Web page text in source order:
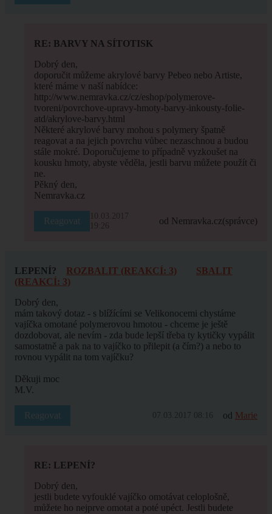
RE: BARVY NA SÍTOTISK
Dobrý den,
doporučit můžeme akrylové barvy Pebeo nebo Artiste,
které máme v naší nabídce:
http://www.nemravka.cz/cz/eshop/polymerove-
tvoreni/povrchove-upravy-hmoty-barvy-inkousty-folie-
atd/akrylove-barvy.html
Některé akrylové barvy mohou s polymery špatně
reagovat a na jejich povrchu vůbec nezaschnou a budou
stále mokré. Doporučujeme to případně vyzkoušet na
kousku hmoty, abyste věděla, jestli barvu můžete použít či
ne.
Pěkný den,
Nemravka.cz
Reagovat
10.03.2017
19:26
od Nemravka.cz(správce)
LEPENÍ? ROZBALIT (REAKCÍ: 3)
SBALIT
(REAKCÍ: 3)
Dobrý den,
mám takový dotaz - s blížícími se Velikonocemi chystáme
vajíčka omotané polymerovou hmotou - chceme je ještě
dozdobovat, ale nevím - zda bude lepší třeba ty kytičky vypálit
samostatně a pak na to vajíčko to přilepit (a čím?) a nebo to
rovnou vypálit na tom vajíčku?
Děkuji moc
M.V.
Reagovat 07.03.2017 08:16 od Marie
RE: LEPENÍ?
Dobrý den,
jestli budete vyfouklé vajíčko omotávat celoplošně,
můžete ho nejprve omotat a poté upéct. Jestli budete